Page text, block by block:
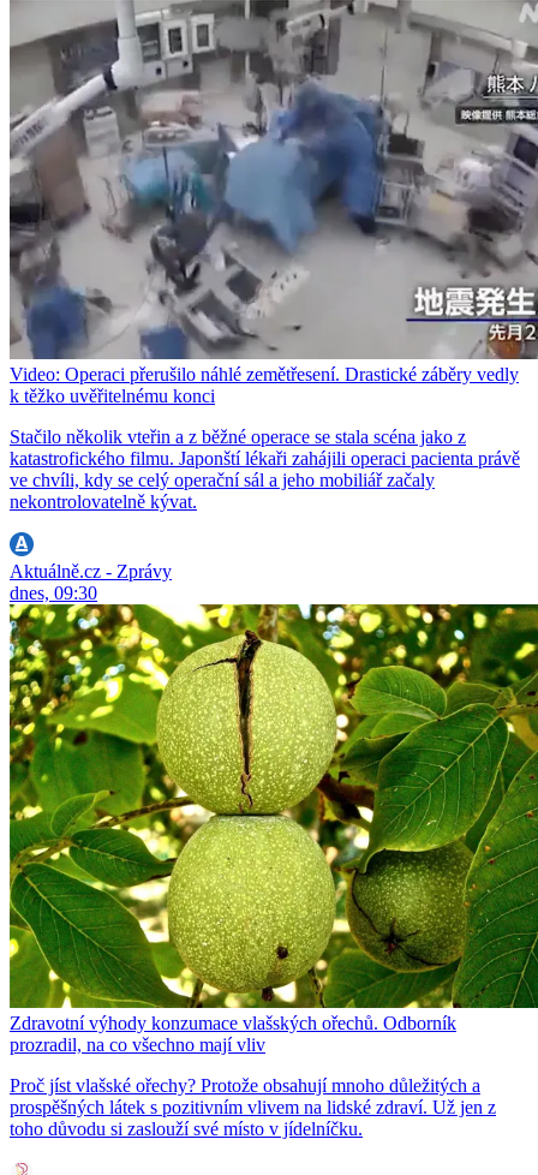
Video: Operaci přerušilo náhlé zemětřesení. Drastické záběry vedly
k těžko uvěřitelnému konci
Stačilo několik vteřin a z běžné operace se stala scéna jako z
katastrofického filmu. Japonští lékaři zahájili operaci pacienta právě
ve chvíli, kdy se celý operační sál a jeho mobiliář začaly
nekontrolovatelně kývat.
Aktuálně.cz - Zprávy
dnes, 09:30
Zdravotní výhody konzumace vlašských ořechů. Odborník
prozradil, na co všechno mají vliv
Proč jíst vlašské ořechy? Protože obsahují mnoho důležitých a
prospěšných látek s pozitivním vlivem na lidské zdraví. Už jen z
toho důvodu si zaslouží své místo v jídelníčku.